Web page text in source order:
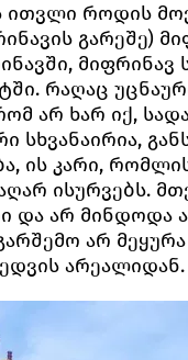
ითვლი როდის
გარეშე)
მიფრინავ
რაღაც
არ ხარ იქ,
სხვანაირია,
ის კარი,
ისურვებს.
და არ მინდოდა
არ
არეალიდან.